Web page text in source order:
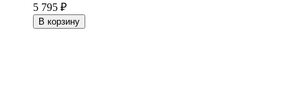
5 795 ₽
В корзину